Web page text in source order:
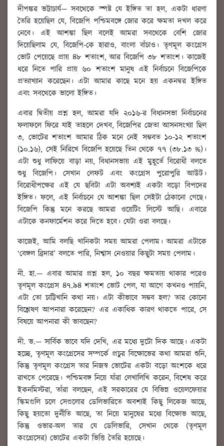
দীপঙ্কর ভট্টাচার্য— সবথেকে স্পষ্ট যে ইঙ্গিত তা হল, একটা ধারণা
তৈরি হয়েছিল যে, বিজেপি পশ্চিমবঙ্গে জোর করে ক্ষমতা দখল করে
নেবে। এই আশঙ্কা ছিল বলেই আমরা সবথেকে বেশি জোর
দিয়েছিলাম যে, বিজেপি-কে হারাও, বাংলা বাঁচাও। তৃণমূল কংগ্রেস
ভোট পেয়েছে প্রায় ৪৮ শতাংশ, আর বিজেপি ৩৮ শতাংশ। কাজেই
ধরে নিতে পারি প্রায় ৬০ শতাংশ মানুষ এই নির্বাচনে বিজেপিকে
প্রত্যাখ্যান করেছেন। এটা আমার কাছে মনে হয় একনম্বর ইঙ্গিত
এবং সবথেকে ভালো ইঙ্গিত।
এবার দ্বিতীয় প্রশ্ন হল, আমরা যদি ২০১৬-র বিধানসভা নির্বাচনের
ফলাফলে ফিরে যাই তাহলে দেখব, বিজেপির জেতা আসনসংখ্যা ছিল
৩, ভোটের শতাংশ আমার ঠিক মনে নেই সম্ভবত ১০-১২ শতাংশ
(১০.১৬), সেই নিরিখে বিজেপি হয়েছে তিন থেকে ৭৭ (৩৮.১৩ %)।
এটা শুধু লাফিয়ে বাড়া নয়, বিধানসভায় এই মুহূর্তে বিরোধী বলতে
শুধু বিজেপি। সেখান লেফট এবং কংগ্রেস পুরোপুরি আউট।
বিরোধীপক্ষের এই যে ছবিটা এটা অবশ্যই একটা বড়ো বিপদের
ইঙ্গিত। ফলে, এই নির্বাচনে যে আশঙ্কা ছিল সেইটা ঠেকানো গেছে।
বিজেপি কিন্তু মনে করছে আমরা ওয়েটিং লিস্টে আছি। এবারে
এটাকে কনফার্মেশন করে দিতে হবে। যেটা ওরা বলছে।
কাজেই, আমি বলছি খানিকটা সময় আমরা পেলাম। আমরা এটাকে
‘বেঙ্গল ব্রিদার’ বলতে পারি, নিশ্বাস নেওয়ার কিছুটা সময় পেলাম।
নী. হা.—এবার আমার প্রশ্ন হল, ১০ বছর ক্ষমতায় থাকার পরেও
তৃণমূল কংগ্রেস ৪৭.৯৪ শতাংশ ভোট পেল, যা আগে কখনও পায়নি,
এটা তো চাট্টিখানি কথা নয়। এটা কীভাবে সম্ভব হল? তার কোনো
বিশ্লেষণ আপনারা করেছেন? এর একাধিক কারণ থাকতে পারে, সে
বিষয়ে আপনারা কী ভাবছেন?
দী. ভ.— সার্বিক ভাবে যদি দেখি, এর মধ্যে দুটো দিক আছে। একটা
হচ্ছে, তৃণমূল কংগ্রেসের সম্পর্কে প্রচুর বিক্ষোভের কথা আমরা শুনি,
কিন্তু তৃণমূল কংগ্রেস তার নিজস্ব ভোটের একটা বড়ো অংশকে ধরে
রাখতে পেরেছে। পশ্চিমবঙ্গ নিয়ে যাঁরা লেখালিখি করেন, বিশেষ করে
ইকনমিস্টরা, তাঁরা বলছেন, এই সরকারের যে বিভিন্ন ওয়েলফেয়ার
স্কিমগুলি চলে সেগুলোর ডেলিভারিতে অবশ্যই কিছু লিকেজ আছে,
কিছু হয়তো দুর্নীতি আছে, তা নিয়ে মানুষের মধ্যে বিক্ষোভ আছে,
কিন্তু ওভার-অল তার যে ডেলিভারি, সেখান থেকে (তৃণমূল
কংগ্রেসের) ভোটের একটা ভিত্তি তৈরি হয়েছে।